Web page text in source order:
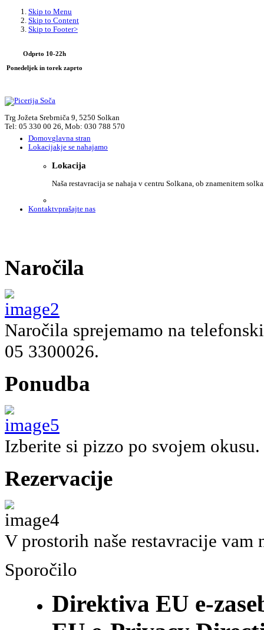
Skip to Menu
Skip to Content
Skip to Footer>
Odprto 10-22h
Ponedeljek in torek zaprto
Trg Jožeta Srebrniča 9, 5250 Solkan
Tel: 05 330 00 26, Mob: 030 788 570
Domovglavna stran
Lokacijakje se nahajamo
Lokacija
Naša restavracija se nahaja v centru Solkana, ob znamenitem
Kontaktvprašajte nas
Naročila
Naročila sprejemamo na
05 3300026.
Ponudba
Izberite si pizzo po svojem okusu.
Rezervacije
V prostorih naše restavracije
Sporočilo
Direktiva EU e-